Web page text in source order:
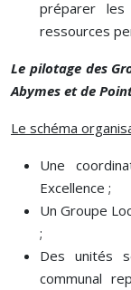
préparer les
ressources
Le pilotage des
Abymes et de
Le schéma
Une
Excellence ;
Un Groupe
;
Des unités
communal